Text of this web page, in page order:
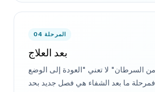
المرحلة 04
بعد العلاج
من السرطان" لا تعني "العودة إلى الوضع
ما بعد الشفاء هي فصل جديد بحد